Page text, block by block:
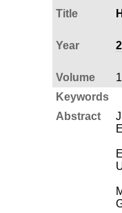
Title
Year
Volume
1
Keywords
Abstract